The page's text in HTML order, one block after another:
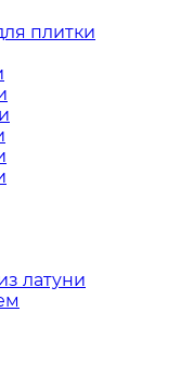
плитки
латуни